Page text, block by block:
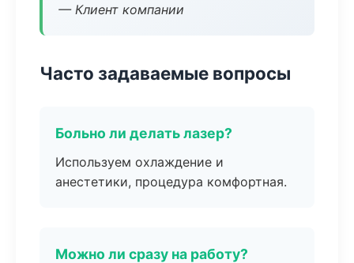
— Клиент компании
Часто задаваемые вопросы
Больно ли делать лазер?
Используем охлаждение и
анестетики, процедура комфортная.
Можно ли сразу на работу?